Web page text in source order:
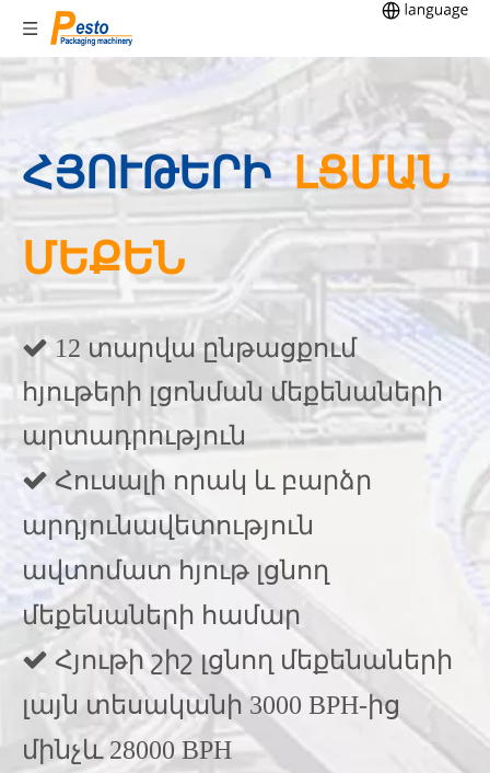
ՀՅՈՒԹԵՐԻԼՑՄԱՆ
ՄԵՔԵՆ
 12 տարվա ընթացքում
հյութերի լցոնման մեքենաների
արտադրություն
 Հուսալի որակ և բարձր
արդյունավետություն
ավտոմատ հյութ լցնող
մեքենաների համար
 Հյութի շիշ լցնող մեքենաների
լայն տեսականի 3000 BPH-ից
մինչև 28000 BPH